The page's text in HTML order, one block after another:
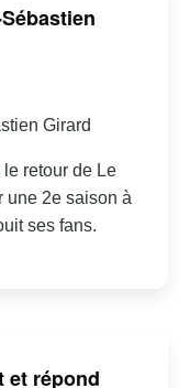
Girard
retour de Le
une 2e saison à
ses fans.
et répond